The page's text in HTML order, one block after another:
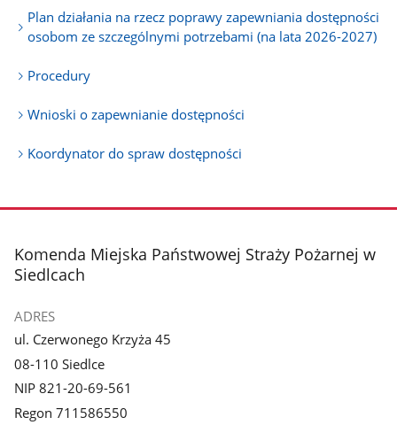
Plan działania na rzecz poprawy zapewniania dostępności
osobom ze szczególnymi potrzebami (na lata 2026-2027)
Procedury
Wnioski o zapewnianie dostępności
Koordynator do spraw dostępności
stopka
Komenda Miejska Państwowej Straży Pożarnej w
Siedlcach
ADRES
ul. Czerwonego Krzyża 45
08-110 Siedlce
NIP 821-20-69-561
Regon 711586550